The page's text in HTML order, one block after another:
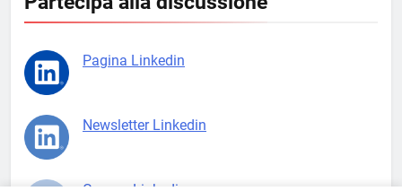
Pagina Linkedin
Newsletter Linkedin